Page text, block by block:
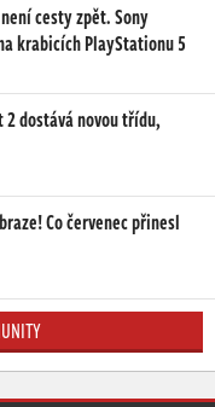
cesty zpět. Sony
krabicích PlayStationu 5
2 dostává novou třídu,
Co červenec přinesl